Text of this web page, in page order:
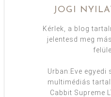
JOGI
Kérlek, a blog
jelentesd meg
Urban:Eve egyedi
multimédiás
Cabbit Supreme